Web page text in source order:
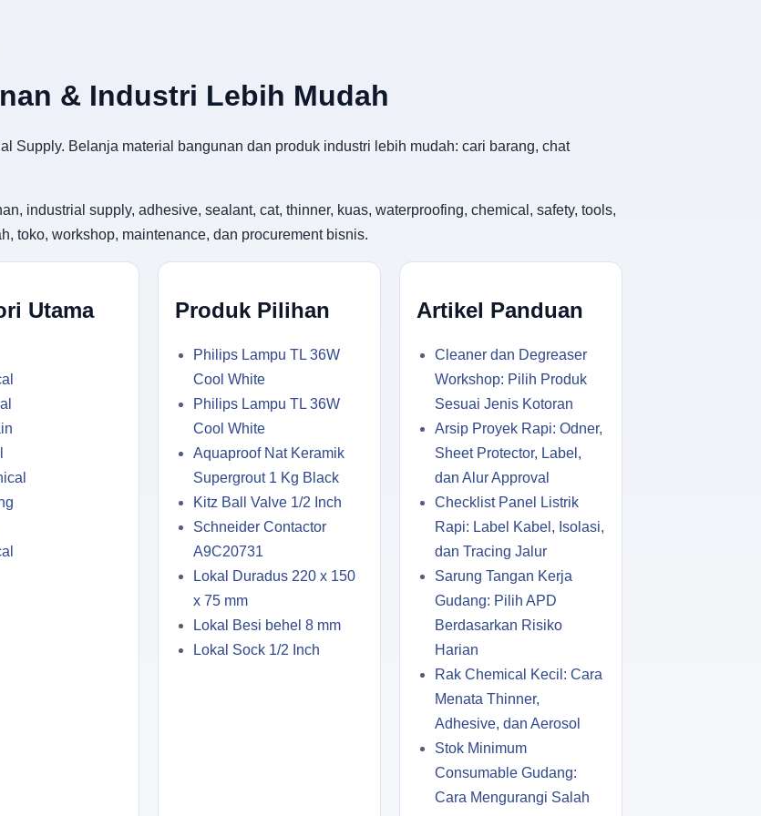
& Industri Lebih Mudah
Supply. Belanja material bangunan dan produk industri lebih mudah: cari barang, chat
industrial supply, adhesive, sealant, cat, thinner, kuas, waterproofing, chemical, safety, tools,
toko, workshop, maintenance, dan procurement bisnis.
Utama Produk Pilihan
Philips Lampu TL 36W
Cool White
Philips Lampu TL 36W
Cool White
Aquaproof Nat Keramik
Supergrout 1 Kg Black
Kitz Ball Valve 1/2 Inch
Schneider Contactor
A9C20731
Lokal Duradus 220 x 150
x 75 mm
Lokal Besi behel 8 mm
Lokal Sock 1/2 Inch
Artikel Panduan
Cleaner dan Degreaser
Workshop: Pilih Produk
Sesuai Jenis Kotoran
Arsip Proyek Rapi: Odner,
Sheet Protector, Label,
dan Alur Approval
Checklist Panel Listrik
Rapi: Label Kabel, Isolasi,
dan Tracing Jalur
Sarung Tangan Kerja
Gudang: Pilih APD
Berdasarkan Risiko
Harian
Rak Chemical Kecil: Cara
Menata Thinner,
Adhesive, dan Aerosol
Stok Minimum
Consumable Gudang:
Cara Mengurangi Salah